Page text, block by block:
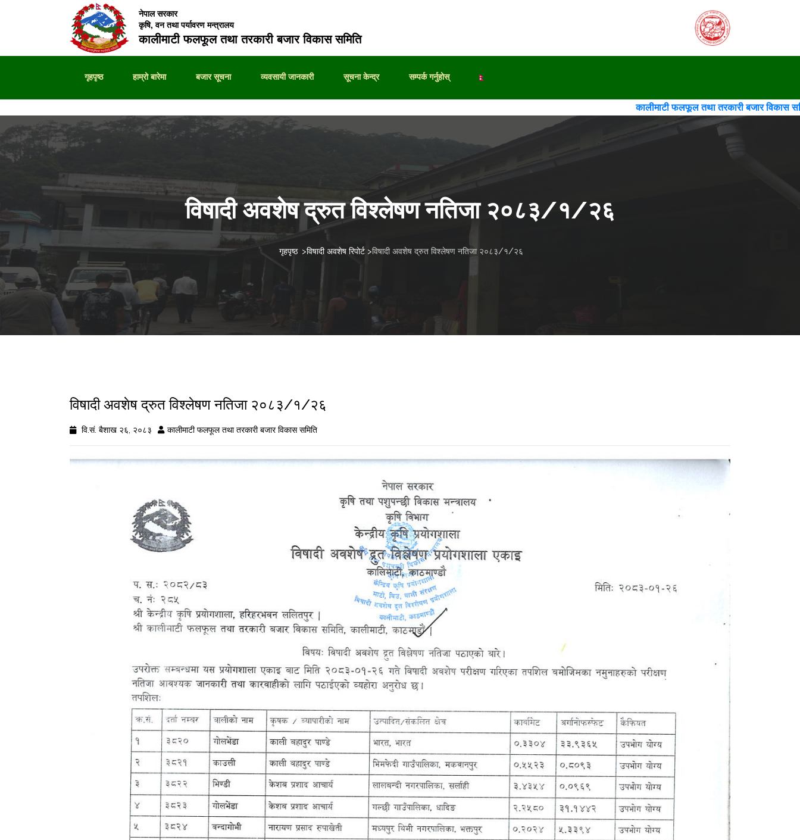
नेपाल सरकार
कृषि, वन तथा पर्यावरण मन्त्रालय
कालीमाटी फलफूल तथा तरकारी बजार विकास समिति
गृहपृष्ठ हाम्रो बारेमा बजार सूचना व्यवसायी जानकारी सूचना केन्द्र सम्पर्क गर्नुहोस्
कालीमाटी फलफूल तथा तरकारी बजार विकास
विषादी अवशेष द्रुत विश्लेषण नतिजा २०८३/१/२६
गृहपृष्ठ >विषादी अवशेष रिपोर्ट>विषादी अवशेष द्रुत विश्लेषण नतिजा २०८३/१/२६
विषादी अवशेष द्रुत विश्लेषण नतिजा २०८३/१/२६
वि.सं. बैशाख २६, २०८३ कालीमाटी फलफूल तथा तरकारी बजार विकास समिति